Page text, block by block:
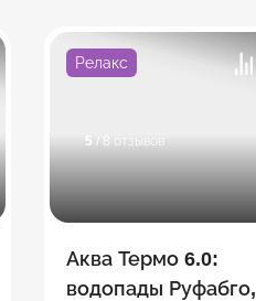
Релакс
5 / 8 отзывов
Аква Термо 6.0:
водопады Руфабго,